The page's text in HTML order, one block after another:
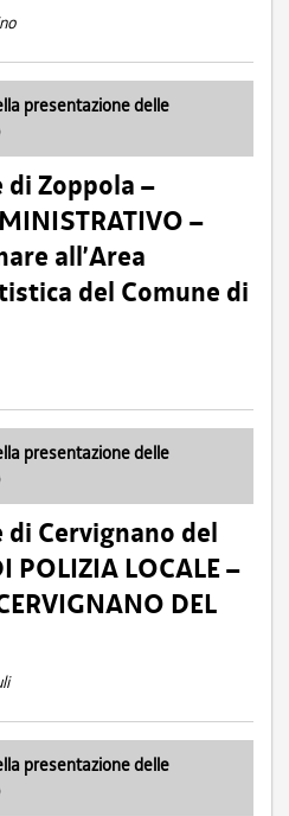
presentazione delle
di Zoppola –
–
all’Area
del Comune di
presentazione delle
di Cervignano del
POLIZIA LOCALE –
DEL
presentazione delle